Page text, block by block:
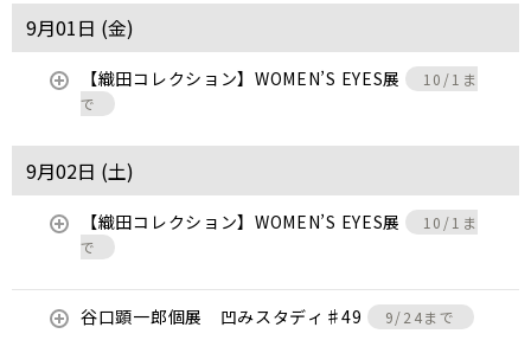
9月01日 (金)
【織田コレクション】WOMEN’S EYES展
10/1ま
で
9月02日 (土)
【織田コレクション】WOMEN’S EYES展
10/1ま
で
谷口顕一郎個展 凹みスタディ♯49 9/24まで